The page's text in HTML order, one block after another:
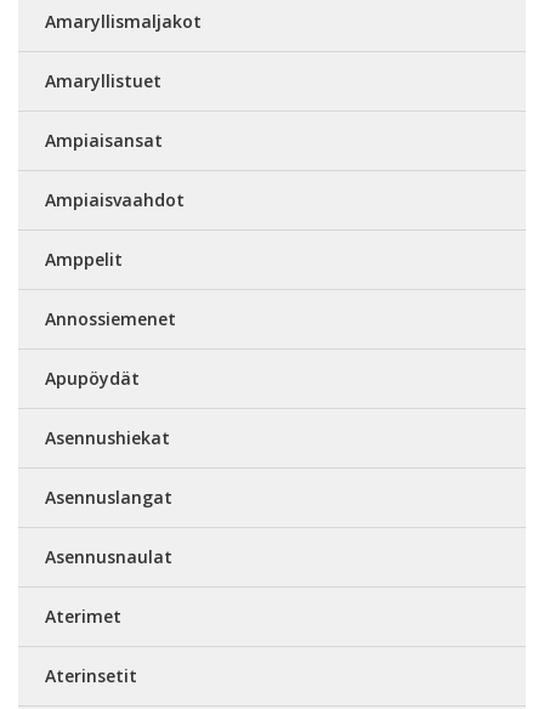
Amaryllismaljakot
Amaryllistuet
Ampiaisansat
Ampiaisvaahdot
Amppelit
Annossiemenet
Apupöydät
Asennushiekat
Asennuslangat
Asennusnaulat
Aterimet
Aterinsetit